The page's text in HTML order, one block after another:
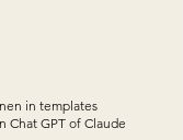
in templates
Chat GPT of Claude